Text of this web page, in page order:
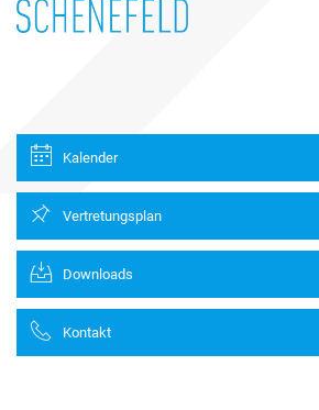
Kalender
Vertretungsplan
Downloads
Kontakt